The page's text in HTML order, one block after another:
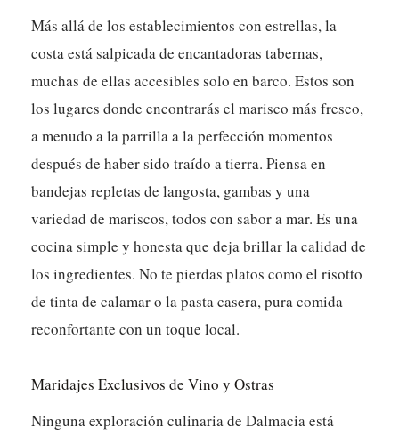
Más allá de los establecimientos con estrellas, la
costa está salpicada de encantadoras tabernas,
muchas de ellas accesibles solo en barco. Estos son
los lugares donde encontrarás el marisco más fresco,
a menudo a la parrilla a la perfección momentos
después de haber sido traído a tierra. Piensa en
bandejas repletas de langosta, gambas y una
variedad de mariscos, todos con sabor a mar. Es una
cocina simple y honesta que deja brillar la calidad de
los ingredientes. No te pierdas platos como el risotto
de tinta de calamar o la pasta casera, pura comida
reconfortante con un toque local.
Maridajes Exclusivos de Vino y Ostras
Ninguna exploración culinaria de Dalmacia está